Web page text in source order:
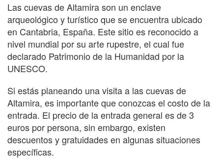
Las cuevas de Altamira son un enclave
arqueológico y turístico que se encuentra ubicado
en Cantabria, España. Este sitio es reconocido a
nivel mundial por su arte rupestre, el cual fue
declarado Patrimonio de la Humanidad por la
UNESCO.
Si estás planeando una visita a las cuevas de
Altamira, es importante que conozcas el costo de la
entrada. El precio de la entrada general es de 3
euros por persona, sin embargo, existen
descuentos y gratuidades en algunas situaciones
específicas.